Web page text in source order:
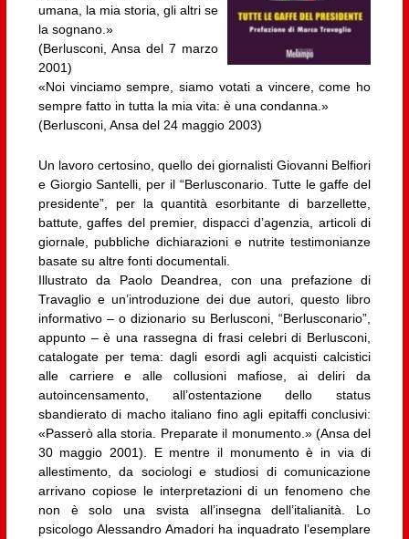
umana, la mia storia, gli altri se
la sognano.»
(Berlusconi, Ansa del 7 marzo
2001)
«Noi vinciamo sempre, siamo votati a vincere, come ho
sempre fatto in tutta la mia vita: è una condanna.»
(Berlusconi, Ansa del 24 maggio 2003)
Un lavoro certosino, quello dei giornalisti Giovanni Belfiori
e Giorgio Santelli, per il “Berlusconario. Tutte le gaffe del
presidente”, per la quantità esorbitante di barzellette,
battute, gaffes del premier, dispacci d’agenzia, articoli di
giornale, pubbliche dichiarazioni e nutrite testimonianze
basate su altre fonti documentali.
Illustrato da Paolo Deandrea, con una prefazione di
Travaglio e un’introduzione dei due autori, questo libro
informativo – o dizionario su Berlusconi, “Berlusconario”,
appunto – è una rassegna di frasi celebri di Berlusconi,
catalogate per tema: dagli esordi agli acquisti calcistici
alle carriere e alle collusioni mafiose, ai deliri da
autoincensamento, all’ostentazione dello status
sbandierato di macho italiano fino agli epitaffi conclusivi:
«Passerò alla storia. Preparate il monumento.» (Ansa del
30 maggio 2001). E mentre il monumento è in via di
allestimento, da sociologi e studiosi di comunicazione
arrivano copiose le interpretazioni di un fenomeno che
non è solo una svista all’insegna dell’italianità. Lo
psicologo Alessandro Amadori ha inquadrato l’esemplare